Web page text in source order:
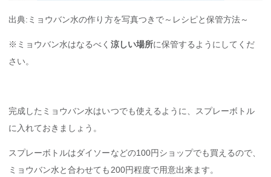
出典:ミョウバン水の作り方を写真つきで～レシピと保管方法～
※ミョウバン水はなるべく 涼しい場所に保管するようにしてくだ
さい。
完成したミョウバン水はいつでも使えるように、スプレーボトル
に入れておきましょう。
スプレーボトルはダイソーなどの100円ショップでも買えるので、
ミョウバン水と合わせても200円程度で用意出来ます。